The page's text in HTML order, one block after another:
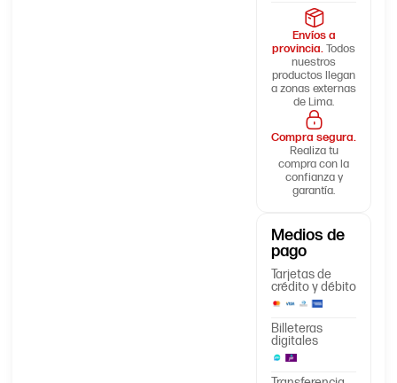
Envíos a
provincia.Todos
nuestros
productos llegan
a zonas externas
de Lima.
Compra segura.
Realiza tu
compra con la
confianza y
garantía.
Medios de
pago
Tarjetas de
crédito y débito
Billeteras
digitales